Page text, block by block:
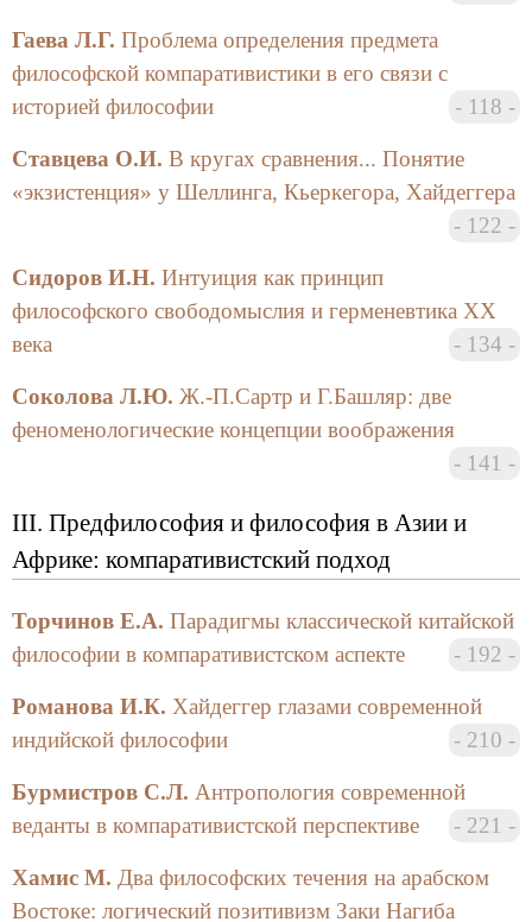
Гаева Л.Г. Проблема определения предмета
философской компаративистики в его связи с
историей философии
118
Ставцева О.И. В кругах сравнения... Понятие
«экзистенция» у Шеллинга, Кьеркегора, Хайдеггера
122
Сидоров И.Н. Интуиция как принцип
философского свободомыслия и герменевтика ХХ
века
134
Соколова Л.Ю. Ж.-П.Сартр и Г.Башляр: две
феноменологические концепции воображения
141
III. Предфилософия и философия в Азии и
Африке: компаративистский подход
Торчинов Е.А. Парадигмы классической китайской
философии в компаративистском аспекте
192
Романова И.К. Хайдеггер глазами современной
индийской философии
210
Бурмистров С.Л. Антропология современной
веданты в компаративистской перспективе
221
Хамис М. Два философских течения на арабском
Востоке: логический позитивизм Заки Нагиба